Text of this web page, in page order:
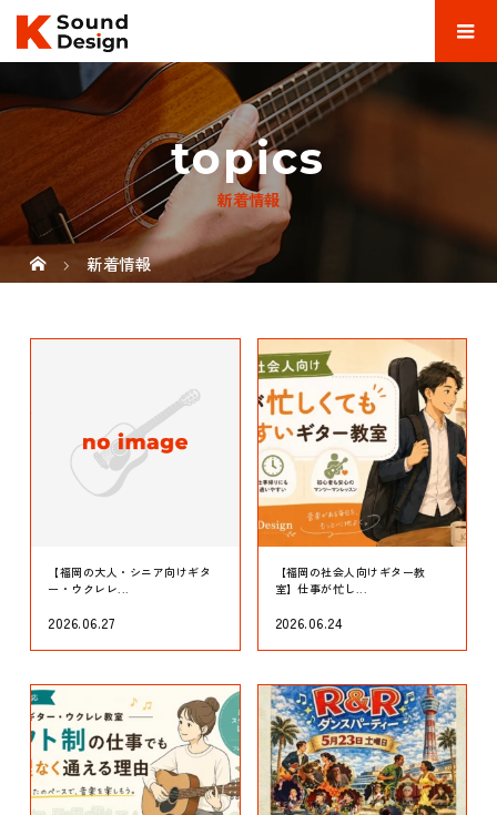
topics
新着情報
新着情報
【福岡の大人・シニア向けギタ
ー・ウクレレ...
2026.06.27
【福岡の社会人向けギター教
室】仕事が忙し...
2026.06.24